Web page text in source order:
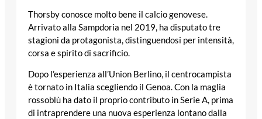
Thorsby conosce molto bene il calcio genovese.
Arrivato alla Sampdoria nel 2019, ha disputato tre
stagioni da protagonista, distinguendosi per intensità,
corsa e spirito di sacrificio.
Dopo l’esperienza all’Union Berlino, il centrocampista
è tornato in Italia scegliendo il Genoa. Con la maglia
rossoblù ha dato il proprio contributo in Serie A, prima
di intraprendere una nuova esperienza lontano dalla